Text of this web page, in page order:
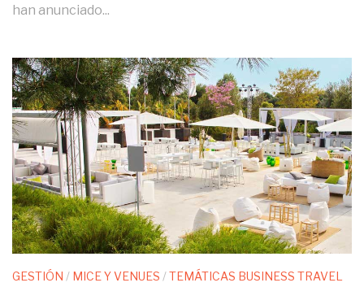
han anunciado...
GESTIÓN / MICE Y VENUES /TEMÁTICAS BUSINESS TRAVEL